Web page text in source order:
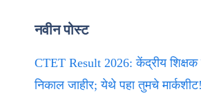
नवीन पोस्ट
CTET Result 2026: केंद्रीय शिक्षक
निकाल जाहीर; येथे पहा तुमचे मार्कशीट!